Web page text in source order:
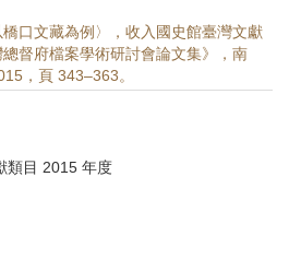
橋口文藏為例〉，收入國史館臺灣文獻
督府檔案學術研討會論文集》，南
，頁 343–363。
類目 2015 年度